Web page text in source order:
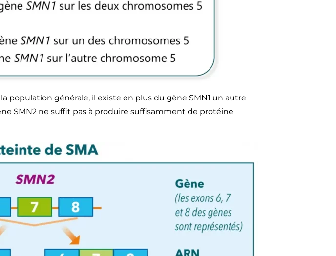
population générale, il existe en plus du gène SMN1 un autre
SMN2 ne suffit pas à produire suffisamment de protéine